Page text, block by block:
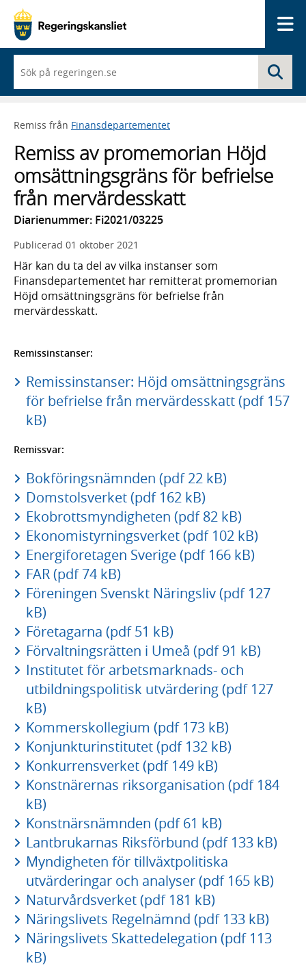
du
börjar
skriva
framträder
lista
med
sökförslag
Remiss från Finansdepartementet
Remiss av promemorian Höjd
omsättningsgräns för befrielse
från mervärdesskatt
Diarienummer: Fi2021/03225
Publicerad 01 oktober 2021
Här kan du ta del av vilka instanser som
Finansdepartementet har remitterat promemorian
Höjd omsättningsgräns för befrielse från
mervärdesskatt.
Remissinstanser:
Remissinstanser: Höjd omsättningsgräns
för befrielse från mervärdesskatt (pdf 157
kB)
Remissvar:
Bokföringsnämnden (pdf 22 kB)
Domstolsverket (pdf 162 kB)
Ekobrottsmyndigheten (pdf 82 kB)
Ekonomistyrningsverket (pdf 102 kB)
Energiforetagen Sverige (pdf 166 kB)
FAR (pdf 74 kB)
Föreningen Svenskt Näringsliv (pdf 127
kB)
Företagarna (pdf 51 kB)
Förvaltningsrätten i Umeå (pdf 91 kB)
Institutet för arbetsmarknads- och
utbildningspolitisk utvärdering (pdf 127
kB)
Kommerskollegium (pdf 173 kB)
Konjunkturinstitutet (pdf 132 kB)
Konkurrensverket (pdf 149 kB)
Konstnärernas riksorganisation (pdf 184
kB)
Konstnärsnämnden (pdf 61 kB)
Lantbrukarnas Riksförbund (pdf 133 kB)
Myndigheten för tillväxtpolitiska
utvärderingar och analyser (pdf 165 kB)
Naturvårdsverket (pdf 181 kB)
Näringslivets Regelnämnd (pdf 133 kB)
Näringslivets Skattedelegation (pdf 113
kB)